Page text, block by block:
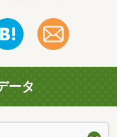
ータ